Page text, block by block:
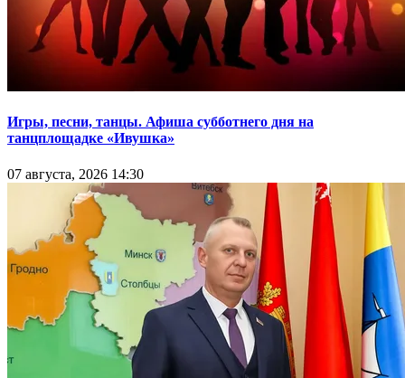
Игры, песни, танцы. Афиша субботнего дня на
танцплощадке «Ивушка»
07 августа, 2026 14:30